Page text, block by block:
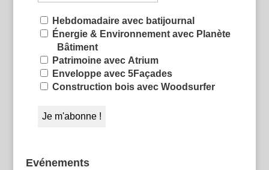
Hebdomadaire avec batijournal
Énergie & Environnement avec Planète
Bâtiment
Patrimoine avec Atrium
Enveloppe avec 5Façades
Construction bois avec Woodsurfer
Evénements